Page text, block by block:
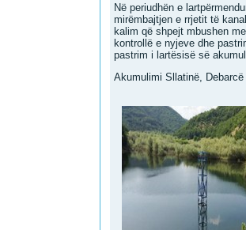
Në periudhën e
mirëmbajtjen e rrjetit të
kalim që shpejt mbushen
kontrollë e nyjeve dhe
pastrim i lartësisë së
Akumulimi Sllatinë,